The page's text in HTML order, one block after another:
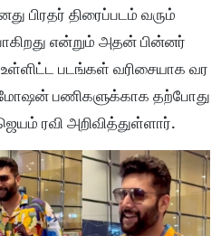
பிரதர் திரைப்படம் வரும்
என்றும் அதன் பின்னர்
படங்கள் வரிசையாக வர
பணிகளுக்காக தற்போது
ரவி அறிவித்துள்ளார்.